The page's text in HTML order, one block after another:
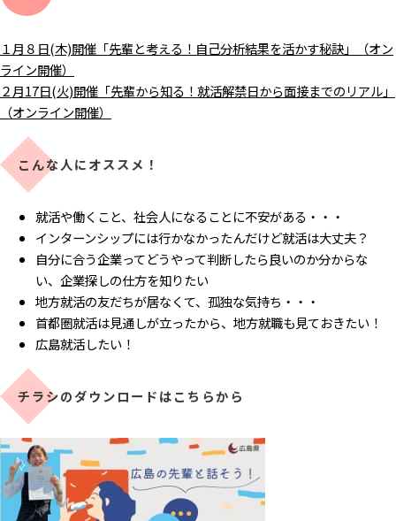
１月８日(木)開催「先輩と考える！自己分析結果を活かす秘訣」（オン
ライン開催）
２月17日(火)開催「先輩から知る！就活解禁日から面接までのリアル」
（オンライン開催）
こんな人にオススメ！
就活や働くこと、社会人になることに不安がある・・・
インターンシップには行かなかったんだけど就活は大丈夫？
自分に合う企業ってどうやって判断したら良いのか分からな
い、企業探しの仕方を知りたい
地方就活の友だちが居なくて、孤独な気持ち・・・
首都圏就活は見通しが立ったから、地方就職も見ておきたい！
広島就活したい！
チラシのダウンロードはこちらから